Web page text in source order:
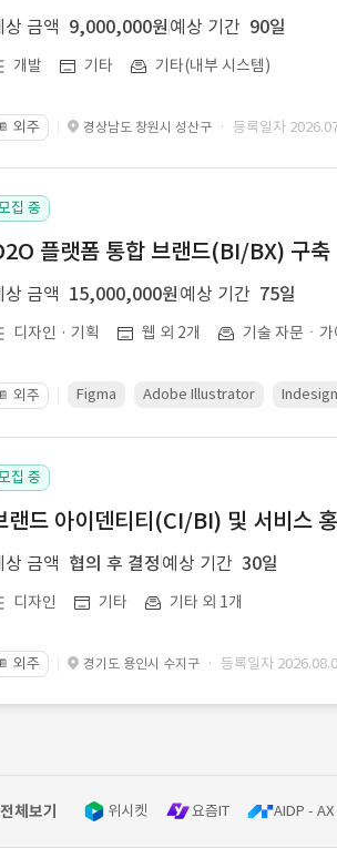
상 금액 9,000,000원 예상 기간 90일
개발 기타 기타(내부 시스템)
📔 외주 경상남도 창원시 성산구 · 등록일자
집 중
플랫폼 통합 브랜드(BI/BX) 구축
상 금액 15,000,000원 예상 기간 75일
디자인 · 기획 웹 외 2개 기술 자문ㆍ가
📔 외주 Figma Adobe Illustrator Indesign
집 중
랜드 아이덴티티(CI/BI) 및 서비스
상 금액 협의 후 결정 예상 기간 30일
디자인 기타 기타 외 1개
📔 외주 경기도 용인시 수지구 · 등록일자
체보기 위시켓 요즘IT AIDP - AX